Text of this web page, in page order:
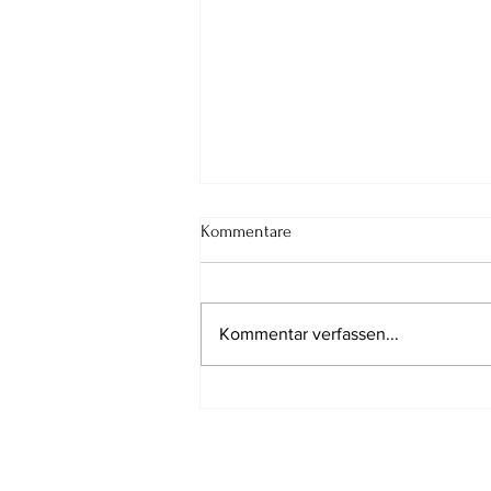
Kommentare
Kommentar verfassen...